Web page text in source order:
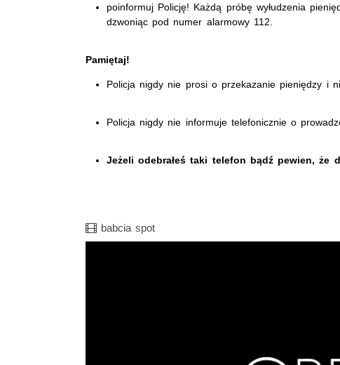
poinformuj Policję! Każdą próbę wyłudzenia
dzwoniąc pod numer alarmowy 112.
Pamiętaj!
Policja nigdy nie prosi o przekazanie pieniędzy i
Policja nigdy nie informuje telefonicznie o
Jeżeli odebrałeś taki telefon bądź pewien, że
Film
babcia spot